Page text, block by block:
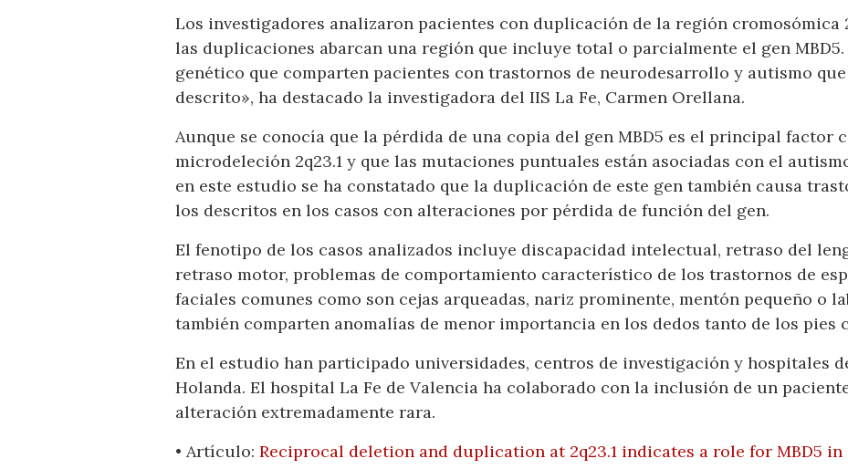
Los investigadores analizaron pacientes con duplicación de la región cromosómica
las duplicaciones abarcan una región que incluye total o parcialmente el gen
genético que comparten pacientes con trastornos de neurodesarrollo y autismo
descrito», ha destacado la investigadora del IIS La Fe, Carmen Orellana.
Aunque se conocía que la pérdida de una copia del gen MBD5 es el principal factor
microdeleción 2q23.1 y que las mutaciones puntuales están asociadas con el
en este estudio se ha constatado que la duplicación de este gen también causa
los descritos en los casos con alteraciones por pérdida de función del gen.
El fenotipo de los casos analizados incluye discapacidad intelectual, retraso del
retraso motor, problemas de comportamiento característico de los trastornos de
faciales comunes como son cejas arqueadas, nariz prominente, mentón pequeño o
también comparten anomalías de menor importancia en los dedos tanto de los pies
En el estudio han participado universidades, centros de investigación y hospitales
Holanda. El hospital La Fe de Valencia ha colaborado con la inclusión de un
alteración extremadamente rara.
• Artículo: Reciprocal deletion and duplication at 2q23.1 indicates a role for MBD5